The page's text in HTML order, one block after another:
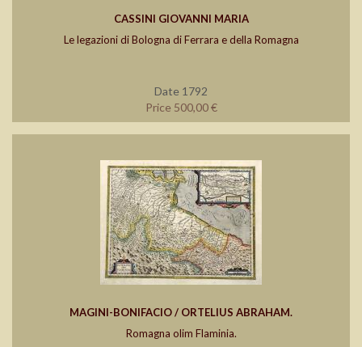
CASSINI GIOVANNI MARIA
Le legazioni di Bologna di Ferrara e della Romagna
Date 1792
Price 500,00 €
MAGINI-BONIFACIO / ORTELIUS ABRAHAM.
Romagna olim Flaminia.